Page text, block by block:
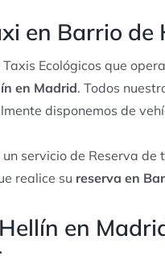
en Barrio de
Ecológicos que
en Madrid. Todos
disponemos de
un servicio de Reserva
realice su reserva en
en